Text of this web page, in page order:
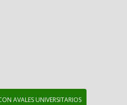
AVALES UNIVERSITARIOS